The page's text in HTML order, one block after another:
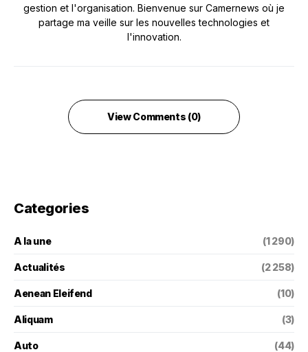
gestion et l'organisation. Bienvenue sur Camernews où je
partage ma veille sur les nouvelles technologies et
l'innovation.
View Comments (0)
Categories
A la une (1 290)
Actualités (2 258)
Aenean Eleifend (10)
Aliquam (3)
Auto (44)